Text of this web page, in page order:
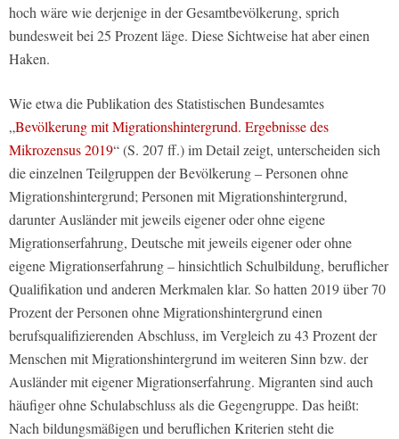
hoch wäre wie derjenige in der Gesamtbevölkerung, sprich
bundesweit bei 25 Prozent läge. Diese Sichtweise hat aber einen
Haken.
Wie etwa die Publikation des Statistischen Bundesamtes
„Bevölkerung mit Migrationshintergrund. Ergebnisse des
Mikrozensus 2019“ (S. 207 ff.) im Detail zeigt, unterscheiden sich
die einzelnen Teilgruppen der Bevölkerung – Personen ohne
Migrationshintergrund; Personen mit Migrationshintergrund,
darunter Ausländer mit jeweils eigener oder ohne eigene
Migrationserfahrung, Deutsche mit jeweils eigener oder ohne
eigene Migrationserfahrung – hinsichtlich Schulbildung, beruflicher
Qualifikation und anderen Merkmalen klar. So hatten 2019 über 70
Prozent der Personen ohne Migrationshintergrund einen
berufsqualifizierenden Abschluss, im Vergleich zu 43 Prozent der
Menschen mit Migrationshintergrund im weiteren Sinn bzw. der
Ausländer mit eigener Migrationserfahrung. Migranten sind auch
häufiger ohne Schulabschluss als die Gegengruppe. Das heißt:
Nach bildungsmäßigen und beruflichen Kriterien steht die